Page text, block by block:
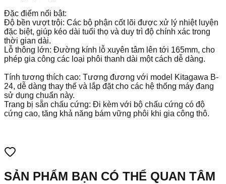
Đặc điểm nổi bật:
Độ bền vượt trội: Các bộ phận cốt lõi được xử lý nhiệt luyện
đặc biệt, giúp kéo dài tuổi thọ và duy trì độ chính xác trong
thời gian dài.
Lỗ thông lớn: Đường kính lỗ xuyên tâm lên tới 165mm, cho
phép gia công các loại phôi thanh dài một cách dễ dàng.
Tính tương thích cao: Tương đương với model Kitagawa B-
24, dễ dàng thay thế và lắp đặt cho các hệ thống máy đang
sử dụng chuẩn này.
Trang bị sẵn chấu cứng: Đi kèm với bộ chấu cứng có độ
cứng cao, tăng khả năng bám vững phôi khi gia công thô.
SẢN PHẨM BẠN CÓ THỂ QUAN TÂM